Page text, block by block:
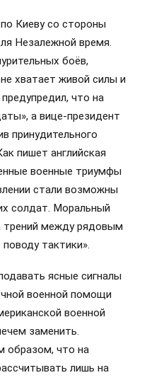
Киеву со стороны
Незалежной время.
боёв,
хватает живой силы и
что на
а вице-президент
принудительного
пишет английская
военные триумфы
стали возможны
солдат. Моральный
трений между рядовым
тактики».
ясные сигналы
военной помощи
военной
заменить.
образом, что на
лишь на